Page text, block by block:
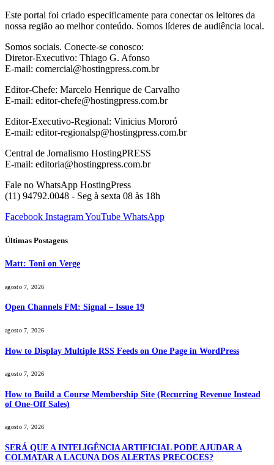
Este portal foi criado especificamente para conectar os leitores da
nossa região ao melhor conteúdo. Somos líderes de audiência local.
Somos sociais. Conecte-se conosco:
Diretor-Executivo: Thiago G. Afonso
E-mail: comercial@hostingpress.com.br
Editor-Chefe: Marcelo Henrique de Carvalho
E-mail: editor-chefe@hostingpress.com.br
Editor-Executivo-Regional: Vinicius Mororó
E-mail: editor-regionalsp@hostingpress.com.br
Central de Jornalismo HostingPRESS
E-mail: editoria@hostingpress.com.br
Fale no WhatsApp HostingPress
(11) 94792.0048 - Seg à sexta 08 às 18h
Facebook InstagramYouTube WhatsApp
Últimas Postagens
Matt: Toni on Verge
agosto 7, 2026
Open Channels FM: Signal – Issue 19
agosto 7, 2026
How to Display Multiple RSS Feeds on One Page in WordPress
agosto 7, 2026
How to Build a Course Membership Site (Recurring Revenue Instead
of One-Off Sales)
agosto 7, 2026
SERÁ QUE A INTELIGÊNCIA ARTIFICIAL PODE AJUDAR A
COLMATAR A LACUNA DOS ALERTAS PRECOCES?